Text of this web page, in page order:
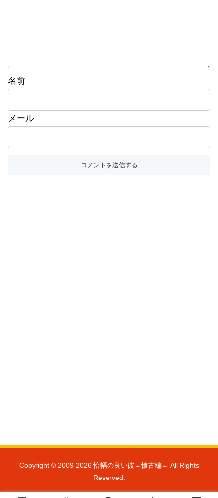
名前
メール
Copyright © 2009-2026 恰幅の良い彼＝懐古編＝ All Rights
Reserved.